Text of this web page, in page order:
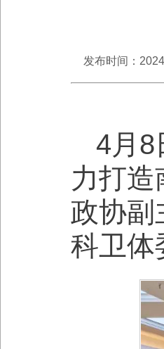
发布时间：
4月8
力打造
政协副
科卫体